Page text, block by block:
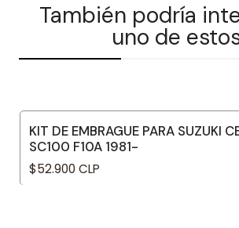
También podría
uno de
KIT DE EMBRAGUE PARA SUZUKI
SC100 F10A 1981-
$52.900 CLP